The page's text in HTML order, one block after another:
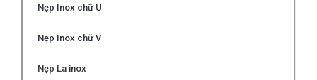
Nẹp Inox chữ U
Nẹp Inox chữ V
Nẹp La inox